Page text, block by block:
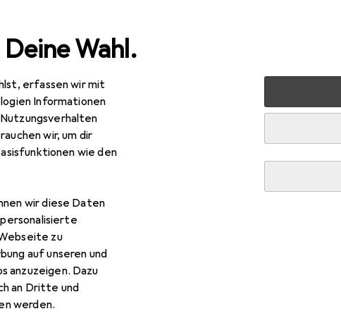
Wahl.
erfassen wir mit
Informationen
wir, um dir
wie den
wir diese Daten
personalisierte
zu
auf unseren und
anzuzeigen. Dazu
an Dritte und
werden.
+ Garten Bauen + Renovieren
EUR
11,30 bei 2 Stück
Hola Farbwalze
Zubehör zum Produkt Hola Farbwalze aus den Kategorien